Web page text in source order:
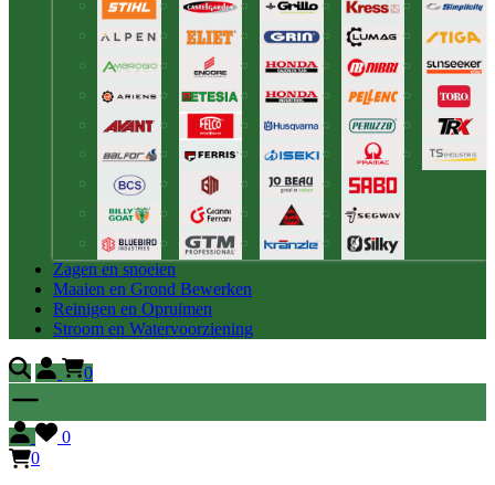
Zagen en snoeien
Maaien en Grond Bewerken
Reinigen en Opruimen
Stroom en Watervoorziening
0
0
0